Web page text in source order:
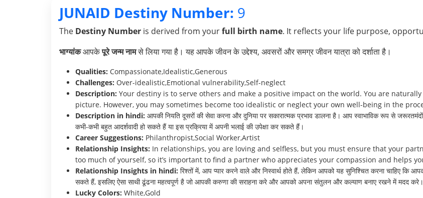
JUNAID Destiny Number: 9
The Destiny Number is derived from yourfull birth name. It reflects your life purpose,
भाग्यांकआपकेपूरे जन्म नामसे लिया गया है। यह आपके जीवन के उद्देश्य, अवसरों और समग्र जीवन यात्रा को दर्शाता है।
Qualities: Compassionate,Idealistic,Generous
Challenges: Over-idealistic,Emotional vulnerability,Self-neglect
Description: Your destiny is to serve others and make a positive impact on the world. You are
picture. However, you may sometimes become too idealistic or neglect your own well-being in the
Description in hindi: आपकी नियति दूसरों की सेवा करना और दुनिया पर सकारात्मक प्रभाव डालना है। आप स्वाभाविक रूप से
कभी-कभी बहुत आदर्शवादी हो सकते हैं या इस प्रक्रिया में अपनी भलाई की उपेक्षा कर सकते हैं।
Career Suggestions: Philanthropist,Social Worker,Artist
Relationship Insights: In relationships, you are loving and selfless, but you must ensure that your
too much of yourself, so it’s important to find a partner who appreciates your compassion and helps
Relationship Insights in hindi: रिश्तों में, आप प्यार करने वाले और निस्वार्थ होते हैं, लेकिन आपको यह सुनिश्चित करना चाहिए
सकते हैं, इसलिए ऐसा साथी ढूंढना महत्वपूर्ण है जो आपकी करुणा की सराहना करे और आपको अपना संतुलन और कल्याण बनाए रखने में मदद करे।
Lucky Colors: White,Gold